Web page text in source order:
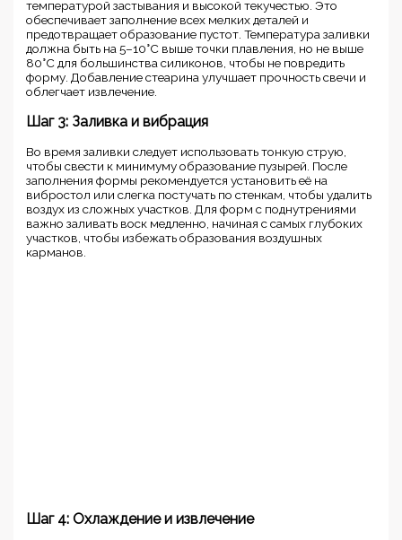
температурой застывания и высокой текучестью. Это
обеспечивает заполнение всех мелких деталей и
предотвращает образование пустот. Температура заливки
должна быть на 5–10°C выше точки плавления, но не выше
80°C для большинства силиконов, чтобы не повредить
форму. Добавление стеарина улучшает прочность свечи и
облегчает извлечение.
Шаг 3: Заливка и вибрация
Во время заливки следует использовать тонкую струю,
чтобы свести к минимуму образование пузырей. После
заполнения формы рекомендуется установить её на
вибростол или слегка постучать по стенкам, чтобы удалить
воздух из сложных участков. Для форм с поднутрениями
важно заливать воск медленно, начиная с самых глубоких
участков, чтобы избежать образования воздушных
карманов.
Шаг 4: Охлаждение и извлечение